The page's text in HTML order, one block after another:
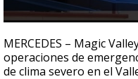
seconds
of
57
seconds
MERCEDES – Magic
operaciones de
de clima severo en el